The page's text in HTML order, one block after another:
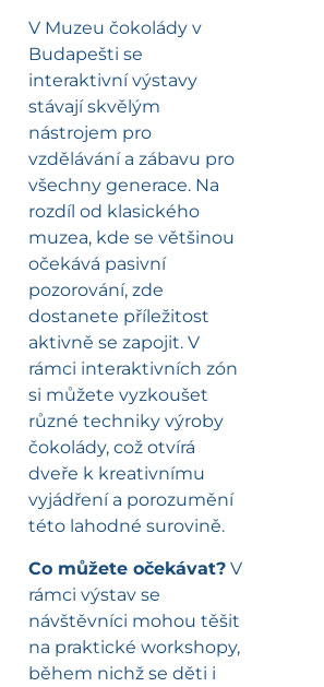
V Muzeu čokolády v
Budapešti se
interaktivní výstavy
stávají skvělým
nástrojem pro
vzdělávání a zábavu pro
všechny generace. Na
rozdíl od klasického
muzea, kde se většinou
očekává pasivní
pozorování, zde
dostanete příležitost
aktivně se zapojit. V
rámci interaktivních zón
si můžete vyzkoušet
různé techniky výroby
čokolády, což otvírá
dveře k kreativnímu
vyjádření a porozumění
této lahodné surovině.
Co můžete očekávat? V
rámci výstav se
návštěvníci mohou těšit
na praktické workshopy,
během nichž se děti i